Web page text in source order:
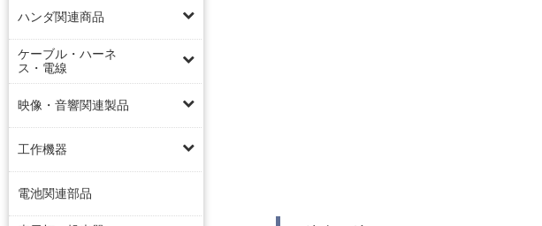
ハンダ関連商品
ケーブル・ハーネ
ス・電線
映像・音響関連製品
工作機器
電池関連部品